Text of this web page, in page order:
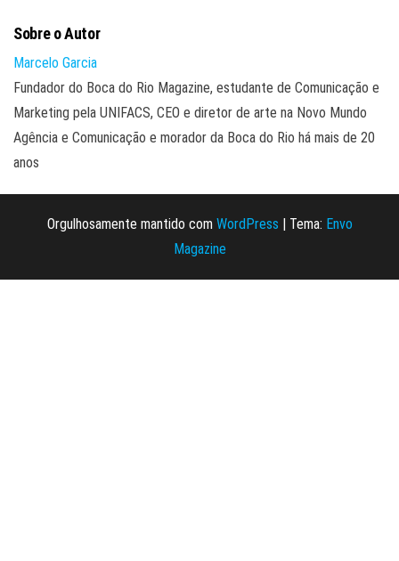
Sobre o Autor
Marcelo Garcia
Fundador do Boca do Rio Magazine, estudante de Comunicação e
Marketing pela UNIFACS, CEO e diretor de arte na Novo Mundo
Agência e Comunicação e morador da Boca do Rio há mais de 20
anos
Orgulhosamente mantido com WordPress Tema: Envo
Magazine